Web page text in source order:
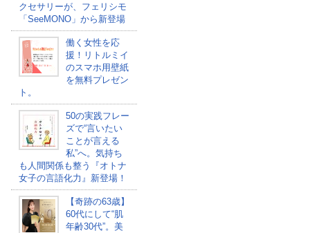
クセサリーが、フェリシモ
「SeeMONO」から新登場
働く女性を応
援！リトルミイ
のスマホ用壁紙
を無料プレゼン
ト。
50の実践フレー
ズで“言いたい
ことが言える
私”へ。気持ち
も人間関係も整う『オトナ
女子の言語化力』新登場！
【奇跡の63歳】
60代にして“肌
年齢30代”。美